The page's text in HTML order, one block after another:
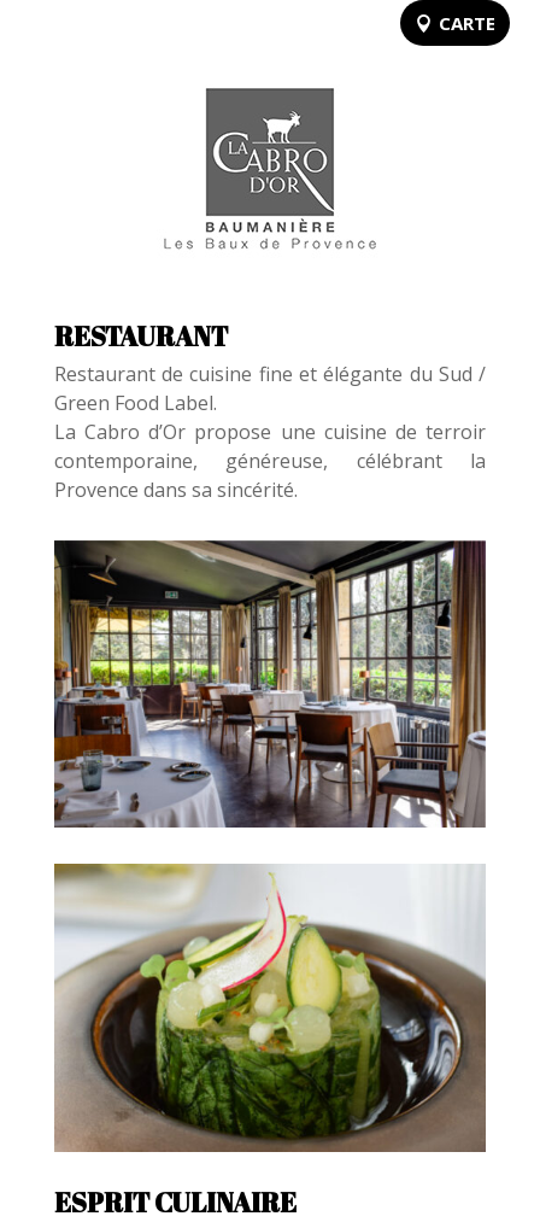
CARTE
RESTAURANT
Restaurant de cuisine fine et élégante du Sud /
Green Food Label.
La Cabro d’Or propose une cuisine de terroir
contemporaine, généreuse, célébrant la
Provence dans sa sincérité.
ESPRIT CULINAIRE